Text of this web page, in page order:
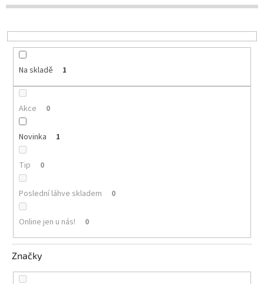
k
vínu
Akční
nabídka
Dárkové
poukazy
Získat
Blog
Mladé
Svatomartinské
Prodej
k
t
Na skladě 1
Akce 0
Novinka 1
Tip 0
Poslední láhve skladem 0
Online jen u nás! 0
Značky